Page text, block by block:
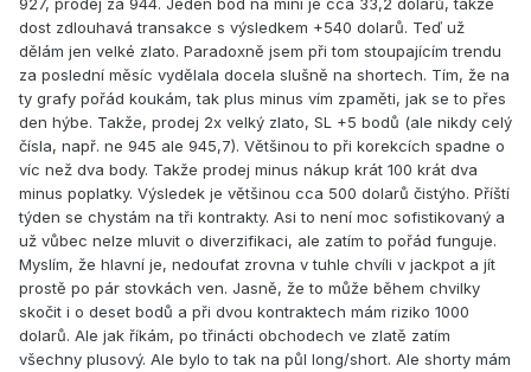
927, prodej za 944. Jeden bod na mini je cca 33,2 dolarů, takže
dost zdlouhavá transakce s výsledkem +540 dolarů. Teď už
dělám jen velké zlato. Paradoxně jsem při tom stoupajícím trendu
za poslední měsíc vydělala docela slušně na shortech. Tím, že na
ty grafy pořád koukám, tak plus minus vím zpaměti, jak se to přes
den hýbe. Takže, prodej 2x velký zlato, SL +5 bodů (ale nikdy celý
čísla, např. ne 945 ale 945,7). Většinou to při korekcích spadne o
víc než dva body. Takže prodej minus nákup krát 100 krát dva
minus poplatky. Výsledek je většinou cca 500 dolarů čistýho. Příští
týden se chystám na tři kontrakty. Asi to není moc sofistikovaný a
už vůbec nelze mluvit o diverzifikaci, ale zatím to pořád funguje.
Myslím, že hlavní je, nedoufat zrovna v tuhle chvíli v jackpot a jít
prostě po pár stovkách ven. Jasně, že to může během chvilky
skočit i o deset bodů a při dvou kontraktech mám riziko 1000
dolarů. Ale jak říkám, po třinácti obchodech ve zlatě zatím
všechny plusový. Ale bylo to tak na půl long/short. Ale shorty mám